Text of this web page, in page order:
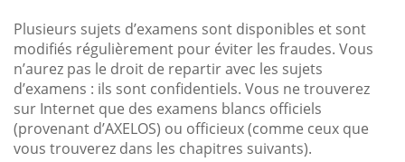
Plusieurs sujets d’examens sont disponibles et sont
modifiés régulièrement pour éviter les fraudes. Vous
n’aurez pas le droit de repartir avec les sujets
d’examens : ils sont confidentiels. Vous ne trouverez
sur Internet que des examens blancs officiels
(provenant d’AXELOS) ou officieux (comme ceux que
vous trouverez dans les chapitres suivants).